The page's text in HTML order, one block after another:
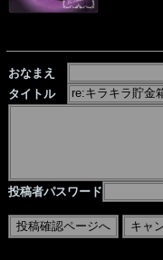
おなまえ
タイトル
投稿者パスワード